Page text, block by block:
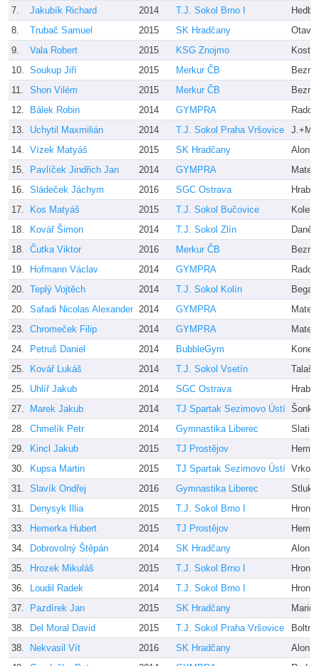
7.
Jakubík Richard 2014 T.J. Sokol Brno I
8.
Trubač Samuel 2015 SK Hradčany
Otava
9.
Vala Robert 2015 KSG Znojmo
10. Soukup Jiří 2015 Merkur ČB
11.
Shon Vilém 2015 Merkur ČB
12.
Bálek Robin 2014 GYMPRA
13.
Uchytil Maxmilián 2014 T.J. Sokol Praha Vršovice
J.+M.
14. Vízek Matyáš 2015 SK Hradčany
Alon
15.
Pavlíček Jindřich Jan 2014 GYMPRA
16. Sládeček Jáchym 2016 SGC Ostrava
17.
Kos Matyáš 2015 T.J. Sokol Bučovice
18.
Kovář Šimon 2014 T.J. Sokol Zlín
18. Čutka Viktor 2016 Merkur ČB
19.
Hofmann Václav 2014 GYMPRA
20. Teplý Vojtěch 2014 T.J. Sokol Kolín
Bega
20. Safadi Nicolas Alexander 2014 GYMPRA
23. Chromeček Filip 2014 GYMPRA
24.
Petruš Daniel 2014 BubbleGym
25.
Kovář Lukáš 2014 T.J. Sokol Vsetín
Talaš
25.
Uhlíř Jakub 2014 SGC Ostrava
27.
Marek Jakub 2014 TJ Spartak Sezimovo Ústí
28. Chmelík Petr 2014 Gymnastika Liberec
Slatin
29.
Kincl Jakub 2015 TJ Prostějov
30.
Kupsa Martin 2015 TJ Spartak Sezimovo Ústí
31. Slavík Ondřej 2016 Gymnastika Liberec
31.
Denysyk Illia 2015 T.J. Sokol Brno I
Hron,
33.
Hemerka Hubert 2015 TJ Prostějov
34.
Dobrovolný Štěpán 2014 SK Hradčany
Alon
35.
Hrozek Mikuláš 2015 T.J. Sokol Brno I
Hron,
36.
Loudil Radek 2014 T.J. Sokol Brno I
Hron,
37.
Pazdírek Jan 2015 SK Hradčany
Mario
38.
Del Moral David 2015 T.J. Sokol Praha Vršovice
38.
Nekvasil Vít 2016 SK Hradčany
Alon